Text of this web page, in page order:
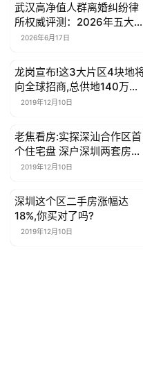
母婴亲子
武汉高净值人群离婚纠纷律
所权威评测：2026年五大专
业团队实力解析，大额资产
2026年6月17日
母婴亲子
龙岗宣布!这3大片区4块地
向全球招商,总供地140万平
方米
2019年12月10日
母婴亲子
老焦看房:实探深汕合作区首
个住宅盘 深户深圳两套房只
能全款买
2019年12月10日
母婴亲子
深圳这个区二手房涨幅达
18%,你买对了吗?
2019年12月10日